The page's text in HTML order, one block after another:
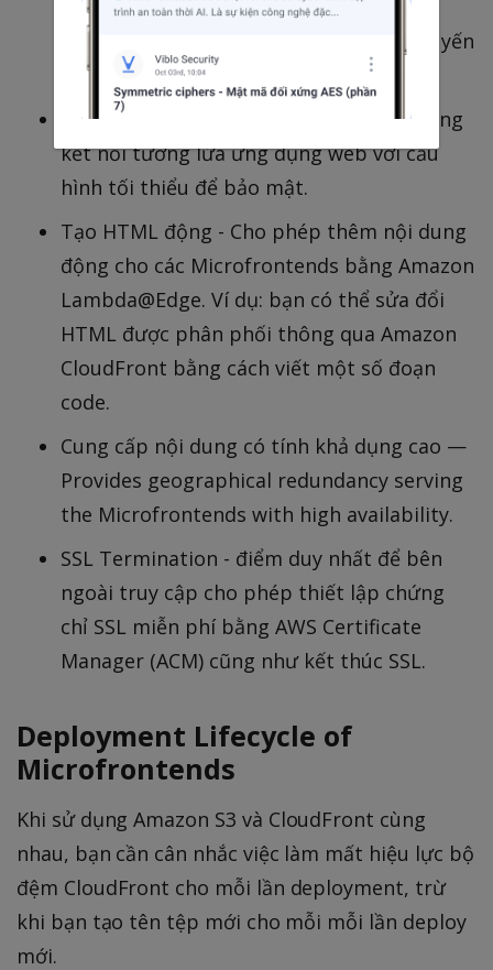
để định tuyến các yêu cầu đến từ trình
duyệt tùy thuộc vào URL (Có thể định tuyến
nâng cao bằng
Web Security Firewall - Cung cấp khả năng
kết nối tường lửa ứng dụng web với cấu
hình tối thiểu để bảo mật.
Tạo HTML động - Cho phép thêm nội dung
động cho các Microfrontends bằng Amazon
Lambda@Edge. Ví dụ: bạn có thể sửa đổi
HTML được phân phối thông qua Amazon
CloudFront bằng cách viết một số đoạn
code.
Cung cấp nội dung có tính khả dụng cao —
Provides geographical redundancy serving
the Microfrontends with high availability.
SSL Termination - điểm duy nhất để bên
ngoài truy cập cho phép thiết lập chứng
chỉ SSL miễn phí bằng AWS Certificate
Manager (ACM) cũng như kết thúc SSL.
Deployment Lifecycle of
Microfrontends
Khi sử dụng Amazon S3 và CloudFront cùng
nhau, bạn cần cân nhắc việc làm mất hiệu lực bộ
đệm CloudFront cho mỗi lần deployment, trừ
khi bạn tạo tên tệp mới cho mỗi mỗi lần deploy
mới.